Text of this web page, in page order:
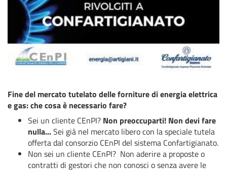
Fine del mercato tutelato delle forniture di energia elettrica
e gas: che cosa è necessario fare?
Sei un cliente CEnPI? Non preoccuparti! Non devi fare
nulla...Sei già nel mercato libero con la speciale tutela
offerta dal consorzio CEnPI del sistema Confartigianato.
Non sei un cliente CEnPI? Non aderire a proposte o
contratti di gestori che non conosci o senza avere le